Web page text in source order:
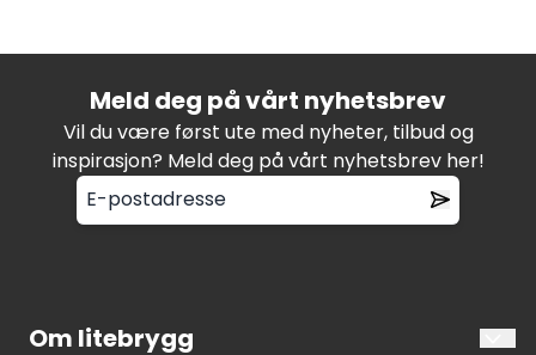
Meld deg på vårt nyhetsbrev
Vil du være først ute med nyheter, tilbud og
inspirasjon? Meld deg på vårt nyhetsbrev her!
Om litebrygg